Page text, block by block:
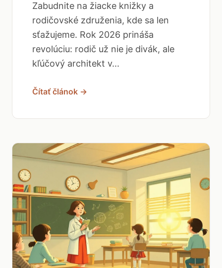
Zabudnite na žiacke knižky a
rodičovské združenia, kde sa len
sťažujeme. Rok 2026 prináša
revolúciu: rodič už nie je divák, ale
kľúčový architekt v...
Čítať článok →